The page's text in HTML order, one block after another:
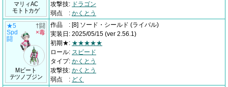
マリィAC
モトトカゲ
攻撃技: ドラゴン
弱点
: かくとう
★5
Spd
闘
Mビート
テツノブジン
†闘
×毒
作品 : [8] ソード・シールド (ライバル)
実装日 : 2025/05/15 (ver 2.56.1)
初期★: ★★★★★
ロール: スピード
タイプ: かくとう
攻撃技: かくとう
弱点
: どく